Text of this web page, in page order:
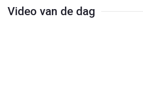
Video van de dag